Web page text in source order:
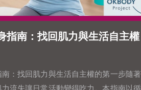
｜一週該怎麼安排？2 次版：週二、週五
其他天保持步行或伸展3 次版：週一三
次 20–30 分鐘微運動：通勤多走 10 分
8 分鐘，日常累積活動量5｜重量與強度
：完成組數時，還能再做 2–3 下逐步
指南：找回肌力與生活自主權
：找回肌力與生活自主權的第一步隨著